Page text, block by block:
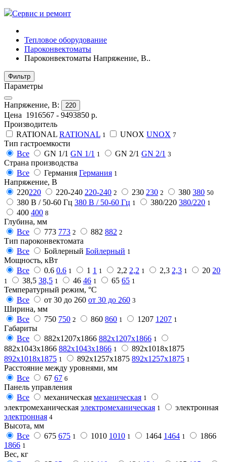
Сервис и ремонт
Тепловое оборудование
Пароконвектоматы
Пароконвектоматы Напряжение, В..
Фильтр
Параметры
Напряжение, В: 220
Цена 1916567 - 9493850 р.
Производитель
RATIONAL RATIONAL 1 UNOX UNOX 7
Тип гастроемкости
Все
GN 1/1 GN 1/1 1 GN 2/1 GN 2/1 3
Страна производства
Все
Германия Германия 1
Напряжение, В
220220 220-240 220-240 2 230 230 2 380 380 50
380 В / 50-60 Гц 380 В / 50-60 Гц 1 380/220 380/220 1
400 400 8
Глубина, мм
Все
773 773 2 882 882 2
Тип пароконвектомата
Все
Бойлерный Бойлерный 1
Мощность, кВт
Все
0.6 0.6 1 1 1 1 2,2 2,2 1 2,3 2,3 1 20 20
1 38,5 38,5 1 46 46 1 65 65 1
Температурный режим, °C
Все
от 30 до 260 от 30 до 260 3
Ширина, мм
Все
750 750 2 860 860 1 1207 1207 1
Габариты
Все
882x1207x1866 882x1207x1866 1
882х1043х1866 882х1043х1866 1
892х1018х1875
892х1018х1875 1 892х1257х1875 892х1257х1875 1
Расстояние между уровнями, мм
Все
67 67 6
Панель управления
Все
механическая механическая 1
электромеханическая электромеханическая 1
электронная
электронная 4
Высота, мм
Все
675 675 1 1010 1010 1 1464 1464 1
1866
1866 1
Вес, кг